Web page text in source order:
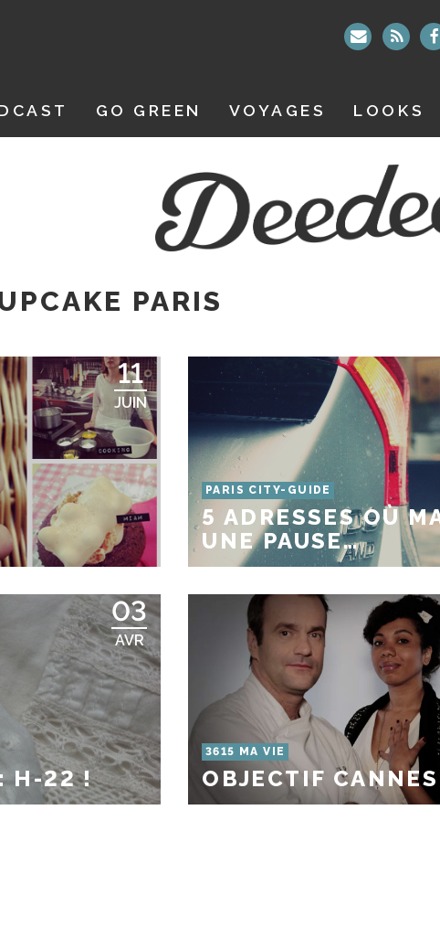
GO GREEN VOYAGES LOOKS
PARIS
11
JUIN
PARIS CITY-GUIDE
5 ADRESSES OÙ
UNE PAUSE…
03
AVR
: H-22 !
3615 MA VIE
OBJECTIF CANNES